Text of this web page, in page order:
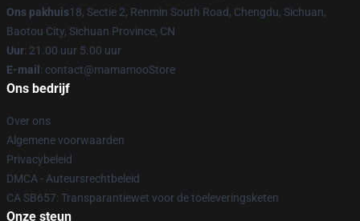
Ons pakhuis18, Sectie 2, Renmin South Road, Chengdu, Sichuan,
Baotou City, Sichuan Province, CN
Uur: 21.00 uur 5.00 uur
E-mail : contact@mamamooStore
Ons bedrijf
Over ons
Algemene voorwaarden
Privacybeleid
DMCA - Auteursrechtbeleid
CA SB657: Transparantiewet voor de toeleveringsketen
Onze steun